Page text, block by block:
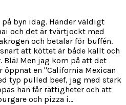
byn idag. Händer väldigt
och det är tvärtjockt med
och betalar för buffén.
att köttet är både kallt och
Blä! Men jag kom på att det
en "California Mexican
typ pulled beef, jag med stark
han får rättigheter och att
och pizza i...